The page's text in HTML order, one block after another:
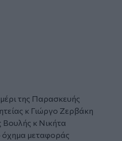
της Παρασκευής
κ Γιώργο Ζερβάκη
κ Νικήτα
όχημα μεταφοράς